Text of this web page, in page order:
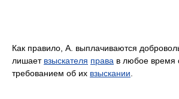
Как правило, А. выплачиваются
лишает взыскателя права в любое время
требованием об их взыскании